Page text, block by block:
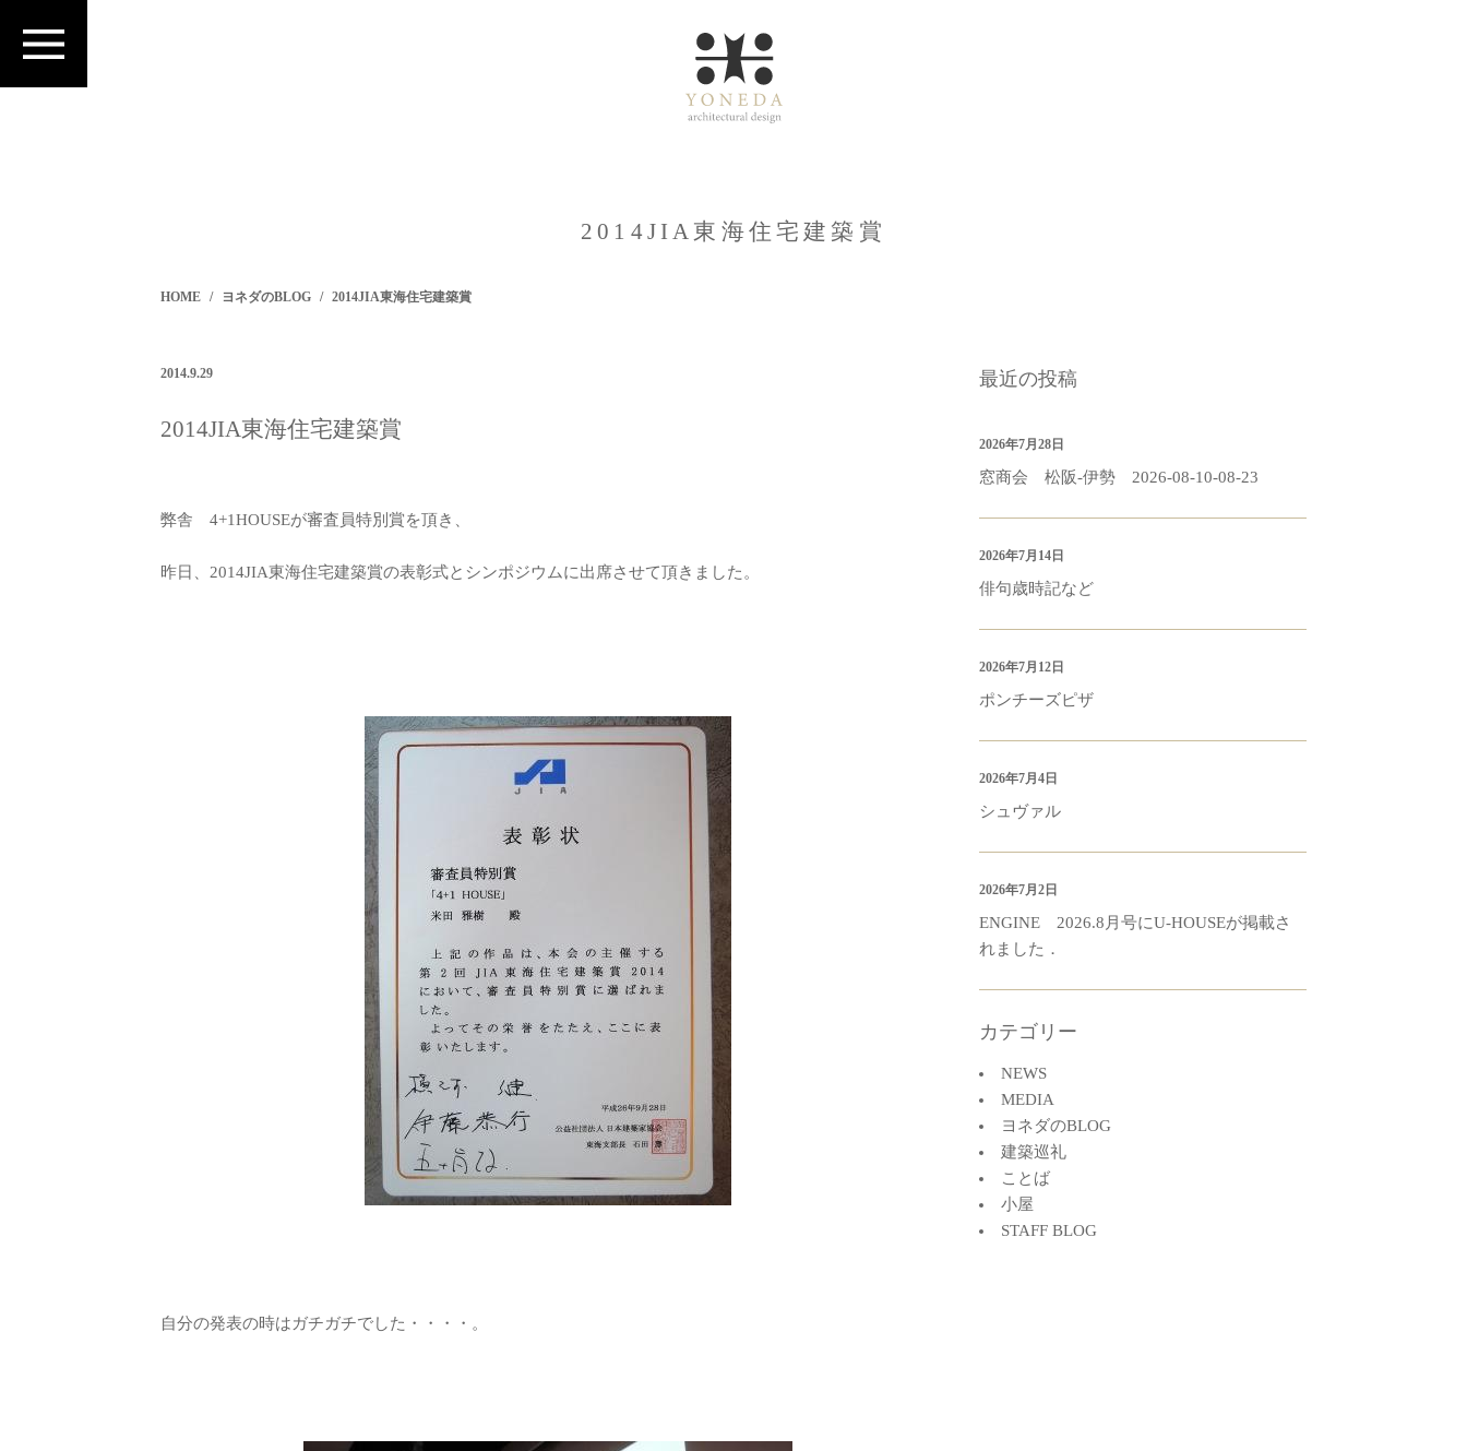
HOME ヨネダのBLOG 2014JIA東海住宅建築賞
2014JIA東海住宅建築賞
2014.9.29
2014JIA東海住宅建築賞
弊舎 4+1HOUSEが審査員特別賞を頂き、
昨日、2014JIA東海住宅建築賞の表彰式とシンポジウムに出席させて頂きました。
自分の発表の時はガチガチでした・・・・。
最近の投稿
窓商会 松阪-伊勢 2026-08-10-08-23
2026年7月28日
俳句歳時記など
2026年7月14日
ポンチーズピザ
2026年7月12日
シュヴァル
2026年7月4日
ENGINE 2026.8月号にU-HOUSEが掲載さ
れました．
2026年7月2日
カテゴリー
NEWS
MEDIA
ヨネダのBLOG
建築巡礼
ことば
小屋
STAFF BLOG